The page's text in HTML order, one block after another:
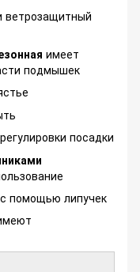
ветрозащитный
имеет
подмышек
посадки
помощью липучек